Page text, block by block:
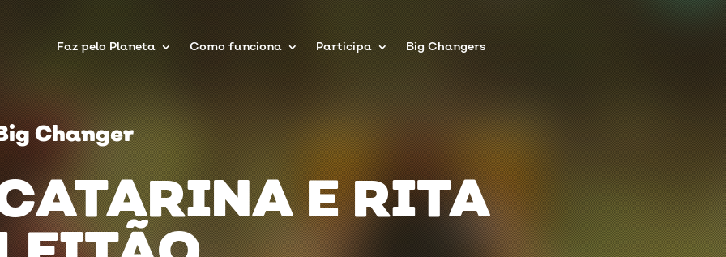
Faz pelo Planeta Como funciona Participa Big Changers
Changer
E RITA